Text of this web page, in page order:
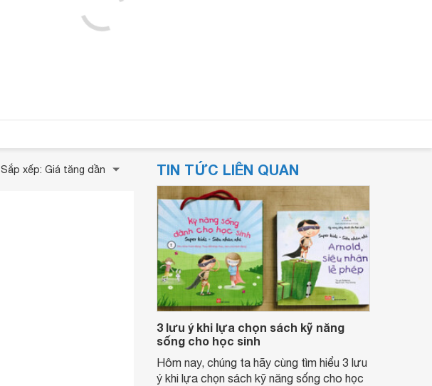
Sắp xếp: Giá tăng dần TIN TỨC LIÊN QUAN
3 lưu ý khi lựa chọn sách kỹ năng
sống cho học sinh
Hôm nay, chúng ta hãy cùng tìm hiểu 3 lưu
ý khi lựa chọn sách kỹ năng sống cho học